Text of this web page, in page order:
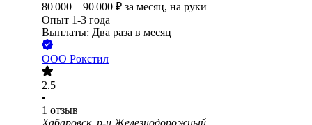
80 000 – 90 000 ₽ за месяц, на руки
Опыт 1-3 года
Выплаты: Два раза в месяц
ООО Рокстил
2.5
•
1 отзыв